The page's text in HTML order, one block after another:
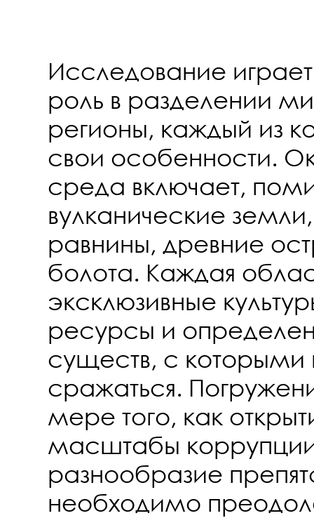
Исследование
роль в разделении
регионы, каждый из
свои особенности.
среда включает,
вулканические
равнины, древние
болота. Каждая
эксклюзивные
ресурсы и
существ, с которыми
сражаться.
мере того, как
масштабы
разнообразие
необходимо